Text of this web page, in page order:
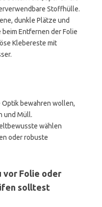
Stoffhülle.
dunkle Plätze und
Entfernen der Folie
Klebereste mit
bewahren wollen,
und Müll.
wählen
oder robuste
vor Folie oder
solltest